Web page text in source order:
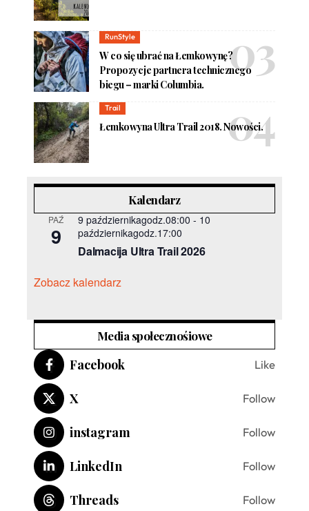
RunStyle
W co się ubrać na Łemkowynę?
Propozycje partnera technicznego
biegu – marki Columbia.
Trail
Łemkowyna Ultra Trail 2018. Nowości.
Kalendarz
PAŹ
9
9 październikagodz.08:00 - 10
październikagodz.17:00
Dalmacija Ultra Trail 2026
Zobacz kalendarz
Media społecznośiowe
Facebook Like
X Follow
instagram Follow
LinkedIn Follow
Threads Follow